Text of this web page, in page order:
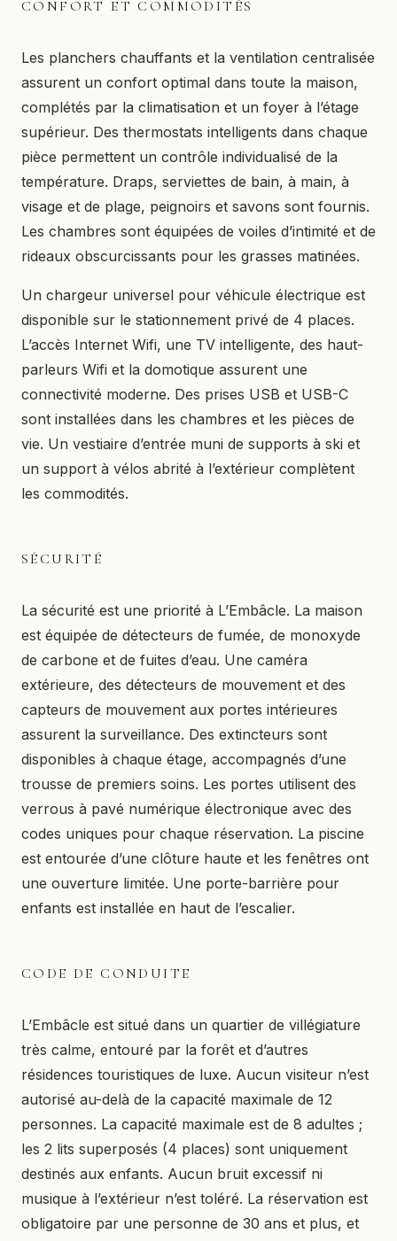
CONFORT ET COMMODITÉS
Les planchers chauffants et la ventilation centralisée
assurent un confort optimal dans toute la maison,
complétés par la climatisation et un foyer à l’étage
supérieur. Des thermostats intelligents dans chaque
pièce permettent un contrôle individualisé de la
température. Draps, serviettes de bain, à main, à
visage et de plage, peignoirs et savons sont fournis.
Les chambres sont équipées de voiles d’intimité et de
rideaux obscurcissants pour les grasses matinées.
Un chargeur universel pour véhicule électrique est
disponible sur le stationnement privé de 4 places.
L’accès Internet Wifi, une TV intelligente, des haut-
parleurs Wifi et la domotique assurent une
connectivité moderne. Des prises USB et USB-C
sont installées dans les chambres et les pièces de
vie. Un vestiaire d’entrée muni de supports à ski et
un support à vélos abrité à l’extérieur complètent
les commodités.
SÉCURITÉ
La sécurité est une priorité à L’Embâcle. La maison
est équipée de détecteurs de fumée, de monoxyde
de carbone et de fuites d’eau. Une caméra
extérieure, des détecteurs de mouvement et des
capteurs de mouvement aux portes intérieures
assurent la surveillance. Des extincteurs sont
disponibles à chaque étage, accompagnés d’une
trousse de premiers soins. Les portes utilisent des
verrous à pavé numérique électronique avec des
codes uniques pour chaque réservation. La piscine
est entourée d’une clôture haute et les fenêtres ont
une ouverture limitée. Une porte-barrière pour
enfants est installée en haut de l’escalier.
CODE DE CONDUITE
L’Embâcle est situé dans un quartier de villégiature
très calme, entouré par la forêt et d’autres
résidences touristiques de luxe. Aucun visiteur n’est
autorisé au-delà de la capacité maximale de 12
personnes. La capacité maximale est de 8 adultes ;
les 2 lits superposés (4 places) sont uniquement
destinés aux enfants. Aucun bruit excessif ni
musique à l’extérieur n’est toléré. La réservation est
obligatoire par une personne de 30 ans et plus, et